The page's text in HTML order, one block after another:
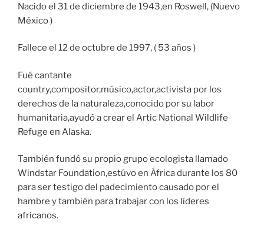
Nacido el 31 de diciembre de 1943,en Roswell, (Nuevo
México )
Fallece el 12 de octubre de 1997, ( 53 años )
Fué cantante
country,compositor,músico,actor,activista por los
derechos de la naturaleza,conocido por su labor
humanitaria,ayudó a crear el Artic National Wildlife
Refuge en Alaska.
También fundó su propio grupo ecologista llamado
Windstar Foundation,estúvo en África durante los 80
para ser testigo del padecimiento causado por el
hambre y también para trabajar con los líderes
africanos.